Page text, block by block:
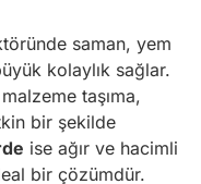
saman, yem
kolaylık sağlar.
taşıma,
bir şekilde
ise ağır ve hacimli
bir çözümdür.